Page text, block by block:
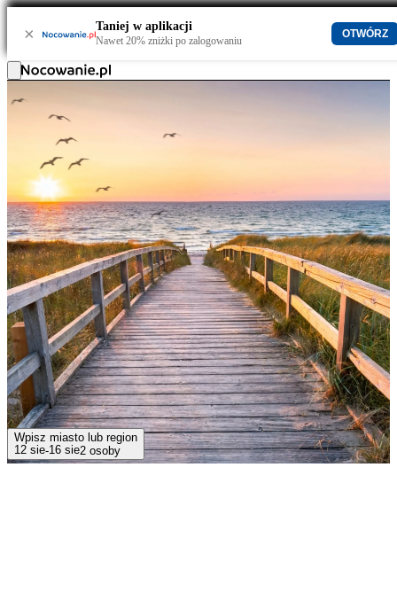
× Taniej w aplikacji
Nawet 20% zniżki po zalogowaniu
OTWÓRZ
Wpisz miasto lub region
12 sie-16 sie2 osoby